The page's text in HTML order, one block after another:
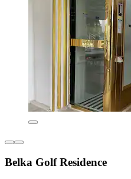
Belka Golf Residence